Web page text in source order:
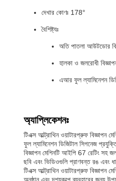
দেখার কোণঃ 178°
বৈশিষ্ট্যঃ
অতি পাতলা আউটডোর
হালকা ও জলরোধী
এআর ফুল ল্যামিনেশন
অ্যাপ্লিকেশনঃ
টিএক্স আল্ট্রাথিন ওয়াটারপ্রুফ বিজ্ঞাপন
ফুল ল্যামিনেশন ডিজিটাল সিগনেজ
বিজ্ঞাপন মেশিনটি আইপি 67 রেটিং সহ
ছবি এবং ভিডিওগুলি প্রাণবন্ত রঙ এবং
টিএক্স আল্ট্রাথিন ওয়াটারপ্রুফ বিজ্ঞাপন